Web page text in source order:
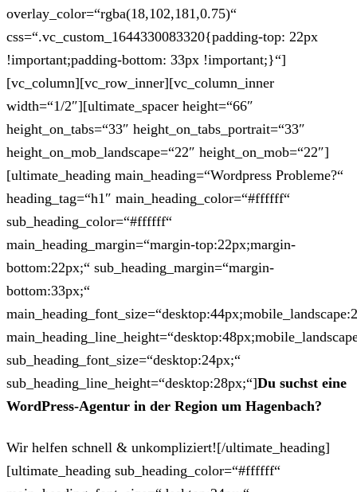
overlay_color=“rgba(18,102,181,0.75)“
css=“.vc_custom_1644330083320{padding-top: 22px
!important;padding-bottom: 33px !important;}“]
[vc_column][vc_row_inner][vc_column_inner
width=“1/2″][ultimate_spacer height=“66″
height_on_tabs=“33″ height_on_tabs_portrait=“33″
height_on_mob_landscape=“22″ height_on_mob=“22″]
[ultimate_heading main_heading=“Wordpress Probleme?“
heading_tag=“h1″ main_heading_color=“#ffffff“
sub_heading_color=“#ffffff“
main_heading_margin=“margin-top:22px;margin-
bottom:22px;“ sub_heading_margin=“margin-
bottom:33px;“
sub_heading_font_size=“desktop:24px;“
sub_heading_line_height=“desktop:28px;“]Du suchst eine
WordPress-Agentur in der Region um Hagenbach?
Wir helfen schnell & unkompliziert![/ultimate_heading]
[ultimate_heading sub_heading_color=“#ffffff“